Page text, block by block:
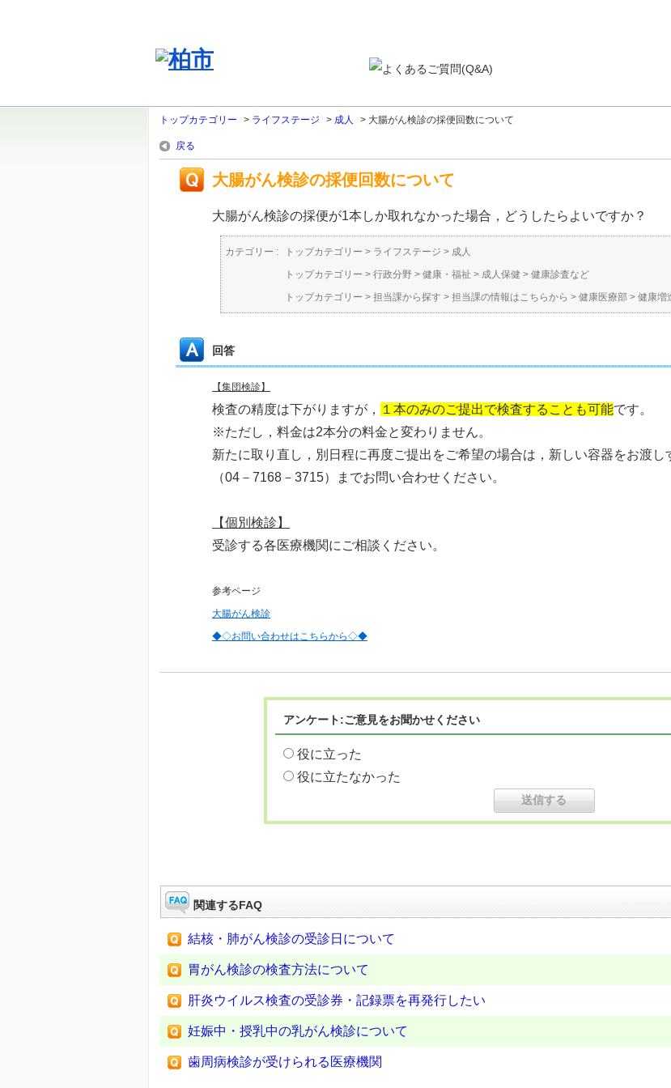
トップカテゴリー > ライフステージ > 成人 > 大腸がん検診の採便回数について
戻る
大腸がん検診の採便回数について
大腸がん検診の採便が1本しか取れなかった場合，どうしたらよいですか？
カテゴリー : トップカテゴリー > ライフステージ > 成人
トップカテゴリー > 行政分野 > 健康・福祉 > 成人保健 > 健康診査など
トップカテゴリー > 担当課から探す > 担当課の情報はこちらから > 健康医療部 > 健康増
回答
【集団検診】
検査の精度は下がりますが， １本のみのご提出で検査することも可能です。
※ただし，料金は2本分の料金と変わりません。
新たに取り直し，別日程に再度ご提出をご希望の場合は，新しい容器をお渡
（04－7168－3715）までお問い合わせください。
【個別検診】
受診する各医療機関にご相談ください。
参考ページ
大腸がん検診
◆◇お問い合わせはこちらから◇◆
アンケート:ご意見をお聞かせください
役に立った
役に立たなかった
関連するFAQ
結核・肺がん検診の受診日について
胃がん検診の検査方法について
肝炎ウイルス検査の受診券・記録票を再発行したい
妊娠中・授乳中の乳がん検診について
歯周病検診が受けられる医療機関